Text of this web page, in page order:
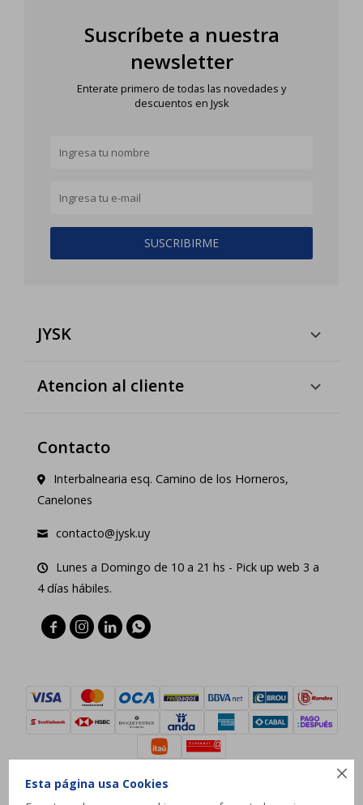

Esta página usa Cookies
Suscríbete a nuestra
newsletter
Enterate primero de todas las novedades y
descuentos en Jysk
SUSCRIBIRME
JYSK
Atencion al cliente
Contacto
Interbalnearia esq. Camino de los Horneros,
Canelones
contacto@jysk.uy
Lunes a Domingo de 10 a 21 hs - Pick up web 3 a
4 días hábiles.
   